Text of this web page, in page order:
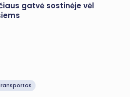
gatvė sostinėje vėl